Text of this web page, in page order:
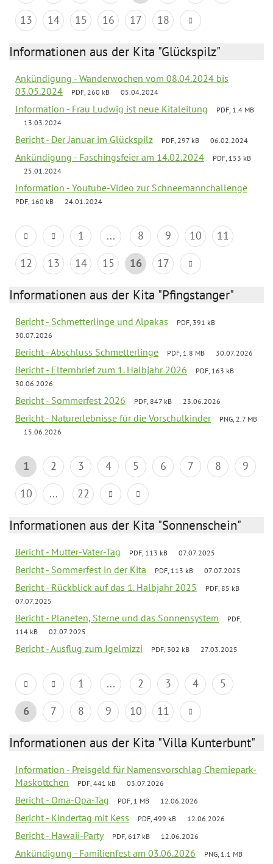
13
14 15 16 17 18
Informationen aus der Kita "Glückspilz"
Ankündigung - Wanderwochen vom 08.04.2024 bis
03.05.2024
PDF, 260 kB 05.04.2024
Information - Frau Ludwig ist neue Kitaleitung
PDF, 1.4 MB
13.03.2024
Bericht - Der Januar im Glückspilz PDF, 297 kB 06.02.2024
Ankündigung - Faschingsfeier am 14.02.2024
PDF, 153 kB
25.01.2024
Information - Youtube-Video zur Schneemannchallenge
PDF, 160 kB 24.01.2024
1 ... 8 9 10
11
12
13 14 15 16 17
Informationen aus der Kita "Pfingstanger"
Bericht - Schmetterlinge und Alpakas
PDF, 391 kB
30.07.2026
Bericht - Abschluss Schmetterlinge PDF, 1.8 MB 30.07.2026
Bericht - Elternbrief zum 1. Halbjahr 2026
PDF, 163 kB
30.06.2026
Bericht - Sommerfest 2026 PDF, 847 kB 23.06.2026
Bericht - Naturerlebnisse für die Vorschulkinder
PNG, 2.7 MB
15.06.2026
1 2 3 4 5 6 7 8
9
10
... 22
Informationen aus der Kita "Sonnenschein"
Bericht - Mutter-Vater-Tag PDF, 113 kB 07.07.2025
Bericht - Sommerfest in der Kita PDF, 113 kB 07.07.2025
Bericht - Rückblick auf das 1. Halbjahr 2025
PDF, 85 kB
07.07.2025
Bericht - Planeten, Sterne und das Sonnensystem
PDF,
114 kB
02.07.2025
Bericht - Ausflug zum Igelmizzi PDF, 302 kB 27.03.2025
1 ... 2 3 4
5
6
7 8 9 10 11
Informationen aus der Kita "Villa Kunterbunt"
Information - Preisgeld für Namensvorschlag Chemiepark-
Maskottchen
PDF, 441 kB 03.07.2026
Bericht - Oma-Opa-Tag PDF, 1 MB 12.06.2026
Bericht - Kindertag mit Kess PDF, 499 kB 12.06.2026
Bericht - Hawaii-Party PDF, 617 kB 12.06.2026
Ankündigung - Familienfest am 03.06.2026
PNG, 1.1 MB